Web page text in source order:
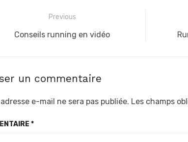
Previous
Previous
Conseils running en vidéo
un commentaire
e-mail ne sera pas publiée. Les champs
*